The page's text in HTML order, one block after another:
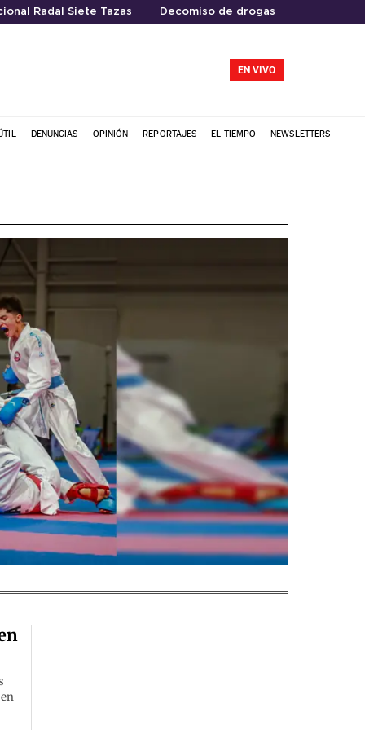
Radal Siete Tazas Decomiso de drogas
EN VIVO
DENUNCIAS OPINIÓN REPORTAJES EL TIEMPO NEWSLETTERS